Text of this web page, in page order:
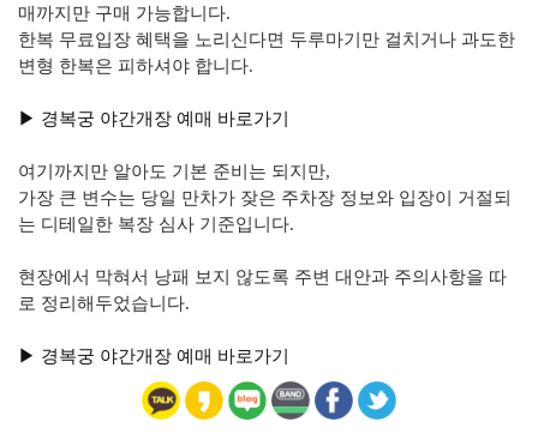
매까지만 구매 가능합니다.
한복 무료입장 혜택을 노리신다면 두루마기만 걸치거나 과도한
변형 한복은 피하셔야 합니다.
▶︎ 경복궁 야간개장 예매 바로가기
여기까지만 알아도 기본 준비는 되지만,
가장 큰 변수는 당일 만차가 잦은 주차장 정보와 입장이 거절되
는 디테일한 복장 심사 기준입니다.
현장에서 막혀서 낭패 보지 않도록 주변 대안과 주의사항을 따
로 정리해두었습니다.
▶︎ 경복궁 야간개장 예매 바로가기